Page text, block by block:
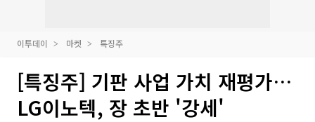
이투데이 마켓 특징주
[특징주] 기판 사업 가치 재평가…
LG이노텍, 장 초반 '강세'